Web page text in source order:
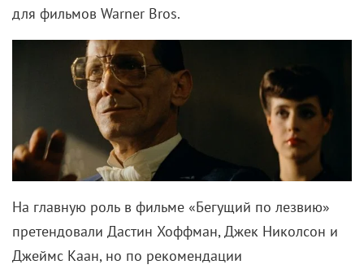
для фильмов Warner Bros.
На главную роль в фильме «Бегущий по лезвию»
претендовали Дастин Хоффман, Джек Николсон и
Джеймс Каан, но по рекомендации